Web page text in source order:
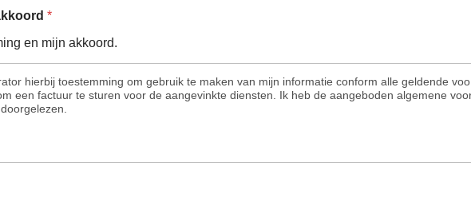
*
en mijn akkoord.
hierbij toestemming om gebruik te maken van mijn informatie conform alle geldende
een factuur te sturen voor de aangevinkte diensten. Ik heb de aangeboden algemene